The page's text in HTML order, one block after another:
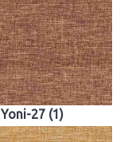
Yoni-27 (1)